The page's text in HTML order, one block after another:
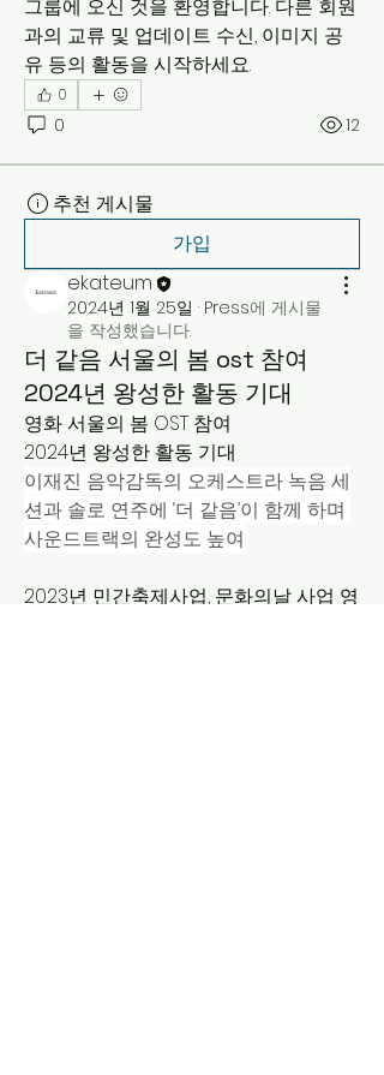
그룹에 오신 것을 환영합니다. 다른 회원
과의 교류 및 업데이트 수신, 이미지 공
유 등의 활동을 시작하세요.
0
0 12
추천 게시물
가입
ekateum
2024년 1월 25일 · Press에 게시물
을 작성했습니다.
더 같음 서울의 봄 ost 참여
2024년 왕성한 활동 기대
영화 서울의 봄 OST 참여
2024년 왕성한 활동 기대
이재진 음악감독의 오케스트라 녹음 세
션과 솔로 연주에 ‘더 같음’이 함께 하며
사운드트랙의 완성도 높여
2023년 민간축제사업, 문화의날 사업 영